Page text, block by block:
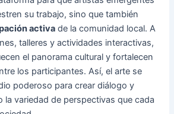
su trabajo, sino que también
activa de la comunidad local. A
talleres y actividades interactivas,
el panorama cultural y fortalecen
los participantes. Así, el arte se
poderoso para crear diálogo y
la variedad de perspectivas que cada